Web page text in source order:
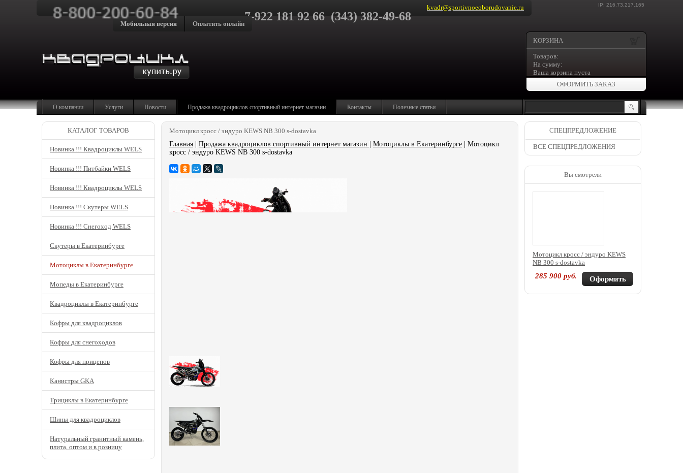
IP: 216.73.217.165
7-922 181 92 66 (343) 382-49-68
kvadr@sportivnoeoborudovanie.ru
Мобильная версия Оплатить онлайн
КОРЗИНА
Товаров:
На сумму:
Ваша корзина пуста
ОФОРМИТЬ ЗАКАЗ
О компании Услуги Новости Продажа квадроциклов спортивный интернет магазин Контакты Полезные статьи
Мотоцикл кросс / эндуро KEWS NB 300 s-dostavka
Главная
Продажа квадроциклов спортивный интернет магазин Мотоциклы в Екатеринбурге | Мотоцикл
кросс / эндуро KEWS NB 300 s-dostavka
КАТАЛОГ ТОВАРОВ
Новинка !!! Квадроциклы WELS
Новинка !!! Питбайки WELS
Новинка !!! Квадроциклы WELS
Новинка !!! Скутеры WELS
Новинка !!! Снегоход WELS
Скутеры в Екатеринбурге
Мотоциклы в Екатеринбурге
Мопеды в Екатеринбурге
Квадроциклы в Екатеринбурге
Кофры для квадроциклов
Кофры для снегоходов
Кофры для прицепов
Канистры GKA
Трициклы в Екатеринбурге
Шины для квадроциклов
Натуральный гранитный камень,
плита, оптом и в розницу
СПЕЦПРЕДЛОЖЕНИЕ
ВСЕ СПЕЦПРЕДЛОЖЕНИЯ
Вы смотрели
Мотоцикл кросс / эндуро KEWS
NB 300 s-dostavka
285 900 руб.
Оформить
покупку